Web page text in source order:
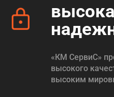
«КМ СервиС»
высокого
высоким